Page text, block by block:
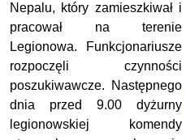
Nepalu, który zamieszkiwał i
pracował na terenie
Legionowa. Funkcjonariusze
rozpoczęli czynności
poszukiwawcze. Następnego
dnia przed 9.00 dyżurny
legionowskiej komendy